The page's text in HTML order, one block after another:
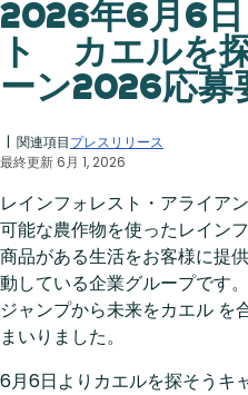
2026年6月6
ト カエルを
ーン2026応募
| 関連項目プレスリリース
最終更新 6月 1, 2026
レインフォレスト・アライア
可能な農作物を使ったレイン
商品がある生活をお客様に提
動している企業グループです
ジャンプから未来をカエル を
まいりました。
6月6日よりカエルを探そうキ